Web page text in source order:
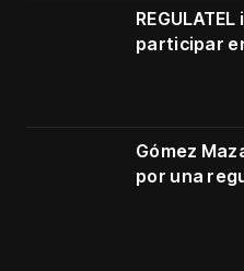
participar
Gómez
por una